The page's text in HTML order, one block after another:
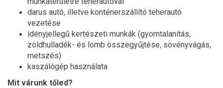
darus autó, illetve konténerszállító teherautó
vezetése
idényjellegű kertészeti munkák (gyomtalanítás,
zöldhulladék- és lomb összegyűjtése, sövényvágás,
metszés)
kaszálógép használata
Mit várunk tőled?